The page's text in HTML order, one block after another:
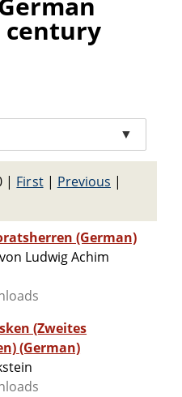
century
▼
| First| Previous |
(German)
Ludwig Achim
(Zweites
Bändchen) (German)